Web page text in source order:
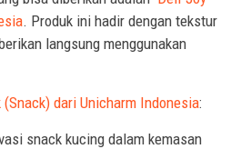
. Produk ini hadir dengan tekstur
langsung menggunakan
(Snack) dari Unicharm Indonesia:
snack kucing dalam kemasan